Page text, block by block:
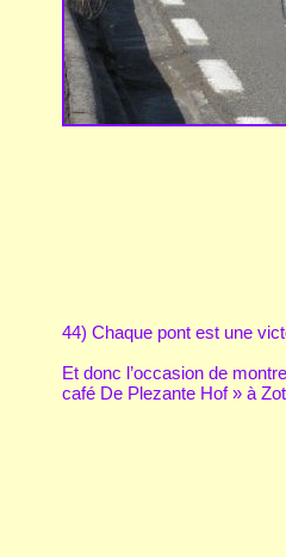
44) Chaque pont est une
Et donc l’occasion de
café De Plezante Hof » à